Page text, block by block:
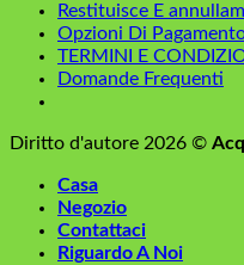
Restituisce E
Opzioni Di
TERMINI E
Domande Frequenti
Diritto d'autore 2026 ©
Casa
Negozio
Contattaci
Riguardo A Noi